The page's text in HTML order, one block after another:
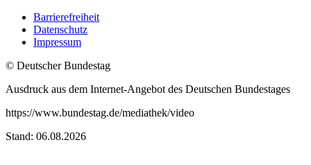
Barrierefreiheit
Datenschutz
Impressum
© Deutscher Bundestag
Ausdruck aus dem Internet-Angebot des Deutschen Bundestages
https://www.bundestag.de/mediathek/video
Stand: 06.08.2026